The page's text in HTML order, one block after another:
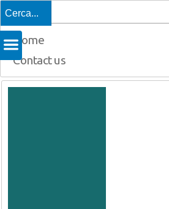
Top
Home
Contact us